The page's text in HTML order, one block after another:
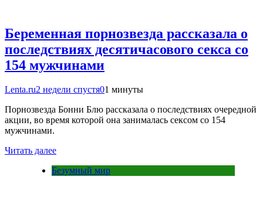
Беременная порнозвезда рассказала о
последствиях десятичасового секса со
154 мужчинами
Lenta.ru2 недели спустя01 минуты
Порнозвезда Бонни Блю рассказала о последствиях очередной
акции, во время которой она занималась сексом со 154
мужчинами.
Читать далее
Безумный мир